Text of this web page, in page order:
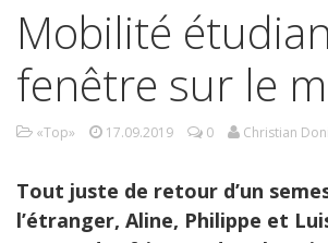
Mobilité
fenêtre sur le
«Top» 17.09.2019 0 Christian
Tout juste de retour d’un
l’étranger, Aline, Philippe et